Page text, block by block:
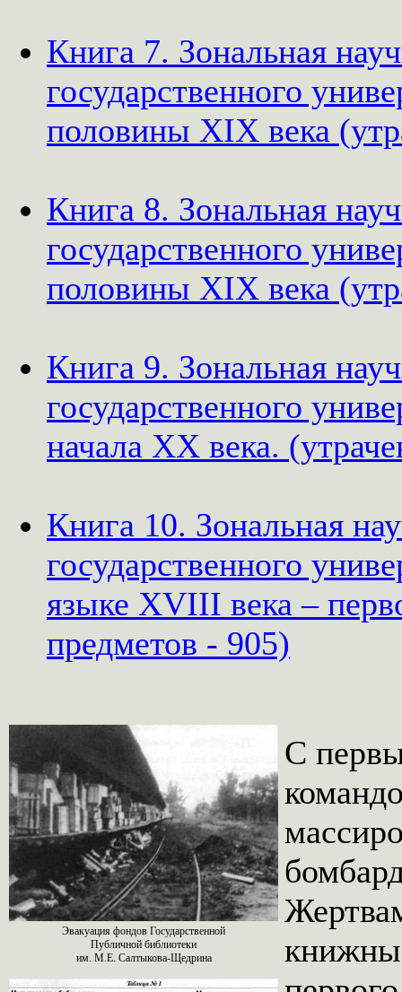
Книга 7. Зональная
государственного
половины XIX века
Книга 8. Зональная
государственного
половины XIX века
Книга 9. Зональная
государственного
начала XX века.
Книга 10. Зональная
государственного
языке XVIII века –
предметов - 905)
Эвакуация фондов Государственной
Публичной библиотеки
им. М.Е. Салтыкова-Щедрина
С